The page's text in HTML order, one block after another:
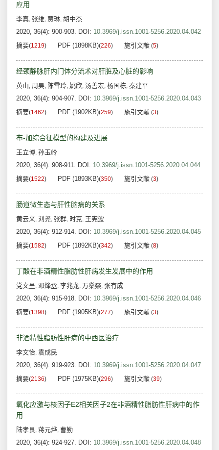
应用
李真, 张维, 贾琳, 胡中杰
2020, 36(4): 900-903. DOI: 10.3969/j.issn.1001-5256.2020.04.042
摘要(1219) PDF (1898KB)(226) 施引文献 (5)
经颈静脉肝内门体分流术对肝脏及心脏的影响
黄山, 周昊, 陈雪玲, 姚欣, 汤善宏, 杨国栋, 秦建平
2020, 36(4): 904-907. DOI: 10.3969/j.issn.1001-5256.2020.04.043
摘要(1462) PDF (1902KB)(259) 施引文献 (3)
布-加综合征模型的构建及进展
王立博, 孙玉岭
2020, 36(4): 908-911. DOI: 10.3969/j.issn.1001-5256.2020.04.044
摘要(1522) PDF (1893KB)(350) 施引文献 (3)
肠道微生态与肝性脑病的关系
黄云义, 刘尧, 张群, 时克, 王宪波
2020, 36(4): 912-914. DOI: 10.3969/j.issn.1001-5256.2020.04.045
摘要(1582) PDF (1892KB)(342) 施引文献 (8)
丁酸在非酒精性脂肪性肝病发生发展中的作用
党文呈, 邓烽丞, 李兆龙, 万燊燚, 张有成
2020, 36(4): 915-918. DOI: 10.3969/j.issn.1001-5256.2020.04.046
摘要(1398) PDF (1905KB)(277) 施引文献 (3)
非酒精性脂肪性肝病的中西医治疗
李文怡, 袁成民
2020, 36(4): 919-923. DOI: 10.3969/j.issn.1001-5256.2020.04.047
摘要(2136) PDF (1975KB)(296) 施引文献 (39)
氧化应激与核因子E2相关因子2在非酒精性脂肪性肝病中的作
用
陆孝良, 蒋元烨, 曹勤
2020, 36(4): 924-927. DOI: 10.3969/j.issn.1001-5256.2020.04.048